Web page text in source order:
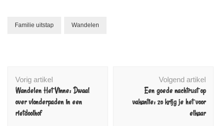
Familie uitstap Wandelen
Vorig artikel
Wandelen Het Vinne: Dwaal
over vlonderpaden in een
rietdoolhof
Volgend artikel
Een goede nachtrust op
vakantie: zo krijg je het voor
elkaar